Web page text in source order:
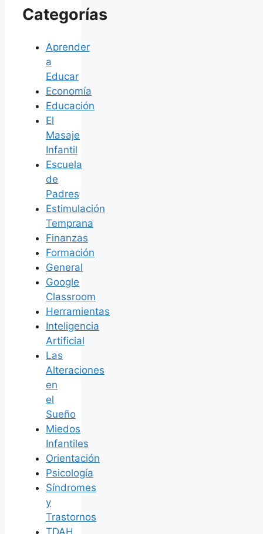
Categorías
Aprender
a
Educar
Economía
Educación
El
Masaje
Infantil
Escuela
de
Padres
Estimulación
Temprana
Finanzas
Formación
General
Google
Classroom
Herramientas
Inteligencia
Artificial
Las
Alteraciones
en
el
Sueño
Miedos
Infantiles
Orientación
Psicología
Síndromes
y
Trastornos
TDAH